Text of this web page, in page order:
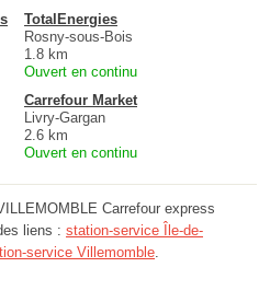
TotalEnergies
Rosny-sous-Bois
1.8 km
Ouvert en continu
Carrefour Market
Livry-Gargan
2.6 km
Ouvert en continu
Carrefour express
liens : station-service Île-de-
service Villemomble